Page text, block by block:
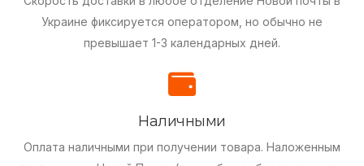
Украине фиксируется оператором, но обычно не
превышает 1-3 календарных дней.
Наличными
Оплата наличными при получении товара. Наложенным